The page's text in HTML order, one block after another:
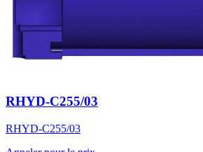
RHYD-C255/03
RHYD-C255/03